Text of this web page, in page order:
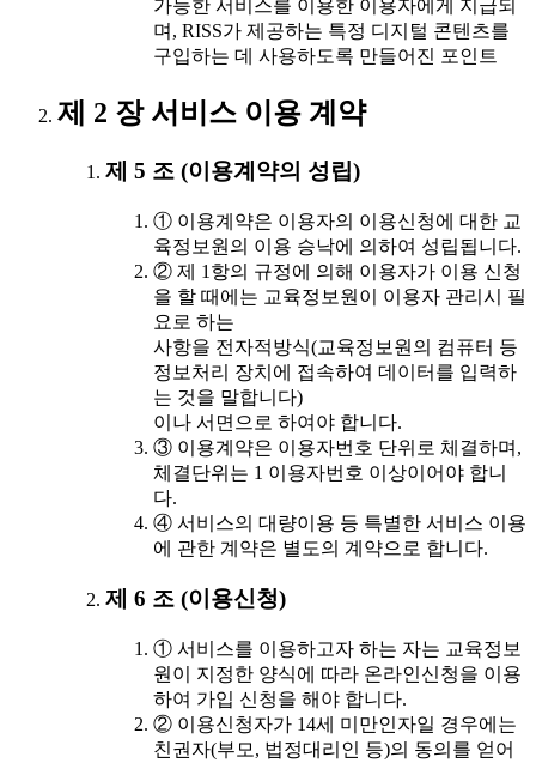
가능한 서비스를 이용한 이용자에게 지급되
며, RISS가 제공하는 특정 디지털 콘텐츠를
구입하는 데 사용하도록 만들어진 포인트
제 2 장 서비스 이용 계약
제 5 조 (이용계약의 성립)
① 이용계약은 이용자의 이용신청에 대한 교
육정보원의 이용 승낙에 의하여 성립됩니다.
② 제 1항의 규정에 의해 이용자가 이용 신청
을 할 때에는 교육정보원이 이용자 관리시 필
요로 하는
사항을 전자적방식(교육정보원의 컴퓨터 등
정보처리 장치에 접속하여 데이터를 입력하
는 것을 말합니다)
이나 서면으로 하여야 합니다.
③ 이용계약은 이용자번호 단위로 체결하며,
체결단위는 1 이용자번호 이상이어야 합니
다.
④ 서비스의 대량이용 등 특별한 서비스 이용
에 관한 계약은 별도의 계약으로 합니다.
제 6 조 (이용신청)
① 서비스를 이용하고자 하는 자는 교육정보
원이 지정한 양식에 따라 온라인신청을 이용
하여 가입 신청을 해야 합니다.
② 이용신청자가 14세 미만인자일 경우에는
친권자(부모, 법정대리인 등)의 동의를 얻어